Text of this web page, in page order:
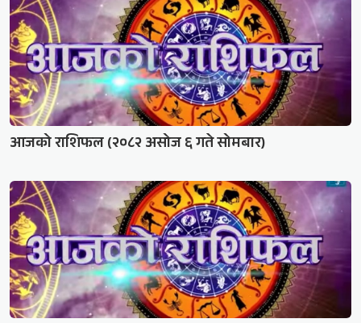
आजको राशिफल (२०८२ असोज ६ गते सोमबार)